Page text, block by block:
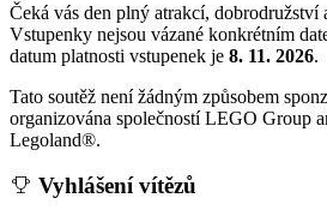
Čeká vás den plný atrakcí, dobrodružství
Vstupenky nejsou vázané konkrétním
datum platnosti vstupenek je 8. 11. 2026.
Tato soutěž není žádným způsobem
organizována společností LEGO Group
Legoland®.
Vyhlášení vítězů